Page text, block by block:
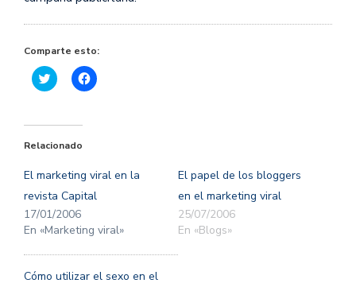
Comparte esto:
Haz
clic
Twitter
abre
una
ventana
nueva)
Haz
clic
una
ventana
nueva)
Relacionado
El marketing viral en la
revista Capital
17/01/2006
En «Marketing viral»
El papel de los bloggers
en el marketing viral
25/07/2006
En «Blogs»
Cómo utilizar el sexo en el